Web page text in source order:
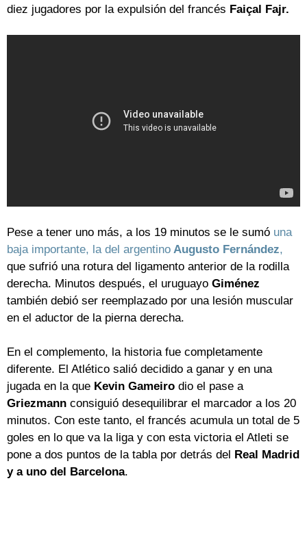
diez jugadores por la expulsión del francés Faiçal Fajr.
Pese a tener uno más, a los 19 minutos se le sumó una
baja importante, la del argentino Augusto Fernández,
que sufrió una rotura del ligamento anterior de la rodilla
derecha. Minutos después, el uruguayo Giménez
también debió ser reemplazado por una lesión muscular
en el aductor de la pierna derecha.
En el complemento, la historia fue completamente
diferente. El Atlético salió decidido a ganar y en una
jugada en la que Kevin Gameiro dio el pase a
Griezmann consiguió desequilibrar el marcador a los 20
minutos. Con este tanto, el francés acumula un total de 5
goles en lo que va la liga y con esta victoria el Atleti se
pone a dos puntos de la tabla por detrás del
Real Madrid
y a uno del Barcelona.